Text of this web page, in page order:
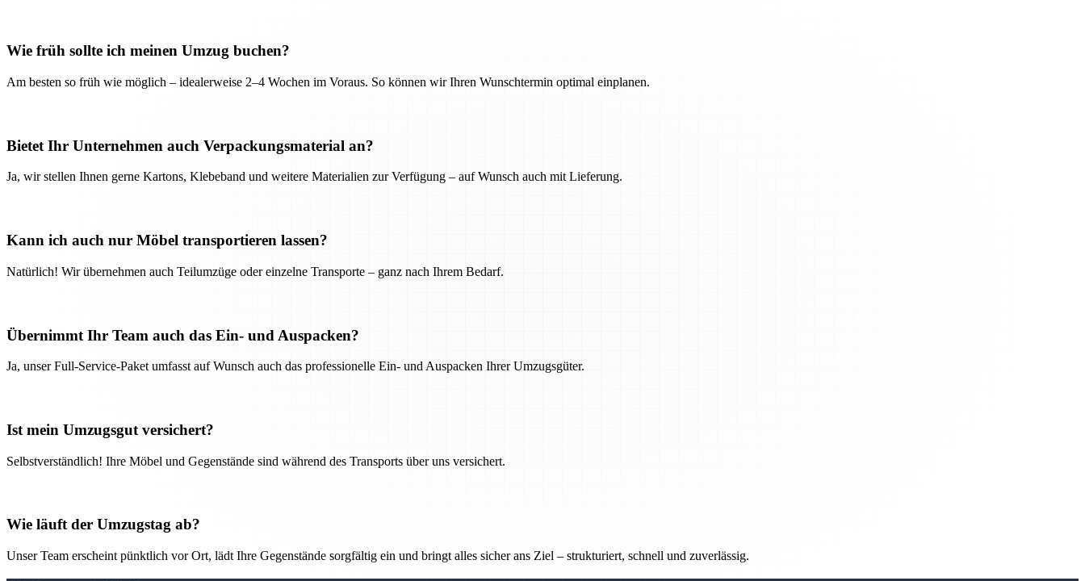
Wie früh sollte ich meinen Umzug buchen?
Am besten so früh wie möglich – idealerweise 2–4 Wochen im Voraus. So können wir Ihren Wunschtermin optimal einplanen.
Bietet Ihr Unternehmen auch Verpackungsmaterial an?
Ja, wir stellen Ihnen gerne Kartons, Klebeband und weitere Materialien zur Verfügung – auf Wunsch auch mit Lieferung.
Kann ich auch nur Möbel transportieren lassen?
Natürlich! Wir übernehmen auch Teilumzüge oder einzelne Transporte – ganz nach Ihrem Bedarf.
Übernimmt Ihr Team auch das Ein- und Auspacken?
Ja, unser Full-Service-Paket umfasst auf Wunsch auch das professionelle Ein- und Auspacken Ihrer Umzugsgüter.
Ist mein Umzugsgut versichert?
Selbstverständlich! Ihre Möbel und Gegenstände sind während des Transports über uns versichert.
Wie läuft der Umzugstag ab?
Unser Team erscheint pünktlich vor Ort, lädt Ihre Gegenstände sorgfältig ein und bringt alles sicher ans Ziel – strukturiert, schnell und zuverlässig.